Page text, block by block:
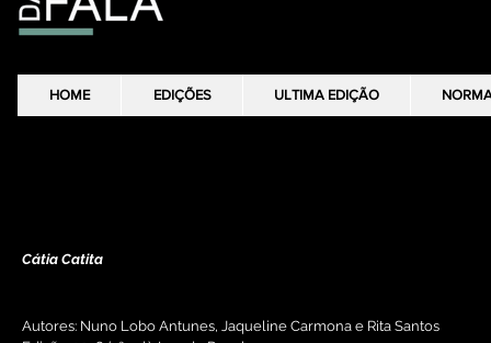
HOME EDIÇÕES ULTIMA EDIÇÃO
Cátia Catita
Autores: Nuno Lobo Antunes, Jaqueline Carmona e Rita Santos
HOME EDIÇÕES ULTIMA EDIÇÃO